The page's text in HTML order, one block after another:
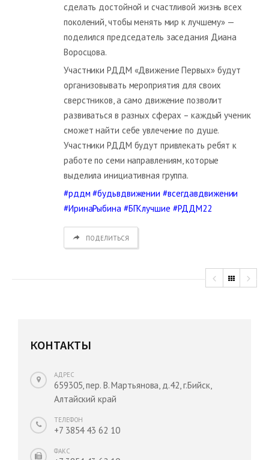
сделать достойной и счастливой жизнь всех
поколений, чтобы менять мир к лучшему» —
поделился председатель заседания Диана
Воросцова.
Участники РДДМ «Движение Первых» будут
организовывать мероприятия для своих
сверстников, а само движение позволит
развиваться в разных сферах – каждый ученик
сможет найти себе увлечение по душе.
Участники РДДМ будут привлекать ребят к
работе по семи направлениям, которые
выделила инициативная группа.
#рддм #будьвдвижении #всегдавдвижении
#ИринаРыбина #БГКлучшие #РДДМ22
ПОДЕЛИТЬСЯ
КОНТАКТЫ
АДРЕС
659305, пер. В. Мартьянова, д.42, г.Бийск,
Алтайский край
ТЕЛЕФОН
+7 3854 43 62 10
ФАКС